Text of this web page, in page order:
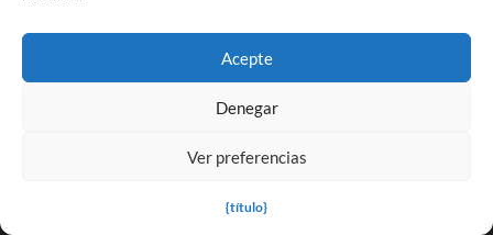
Acepte
Denegar
Ver preferencias
{título}